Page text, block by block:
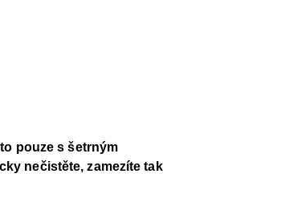
pouze s šetrným
nečistěte, zamezíte tak